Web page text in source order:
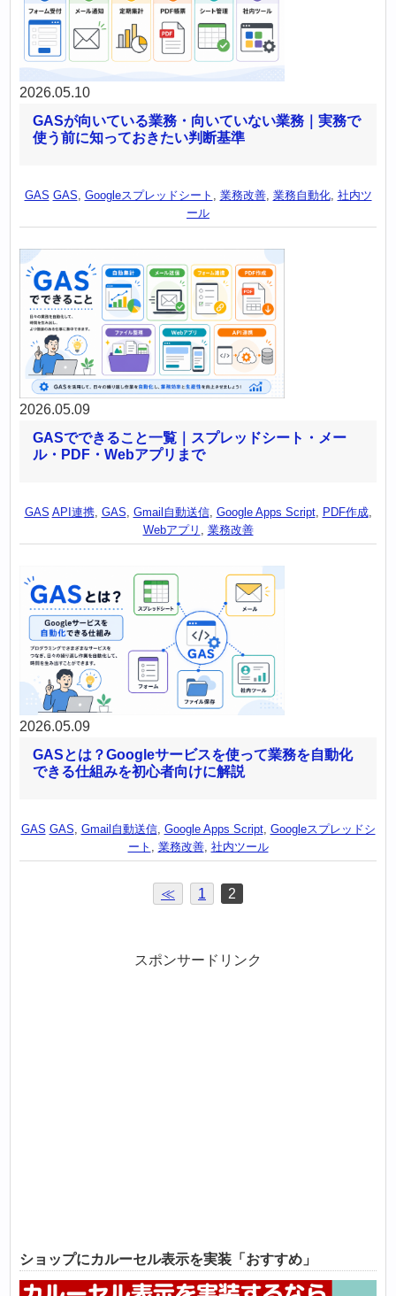
2026.05.10
GASが向いている業務・向いていない業務｜実務で
使う前に知っておきたい判断基準
GAS GAS, Googleスプレッドシート , 業務改善, 業務自動化, 社内ツ
ール
2026.05.09
GASでできること一覧｜スプレッドシート・メー
ル・PDF・Webアプリまで
GAS API連携, GAS Gmail自動送信, Google Apps Script, PDF作成,
Webアプリ
業務改善
2026.05.09
GASとは？Googleサービスを使って業務を自動化
できる仕組みを初心者向けに解説
GAS GAS Gmail自動送信, Google Apps Script, Googleスプレッドシ
ート
業務改善, 社内ツール
≪ 1 2
スポンサードリンク
ショップにカルーセル表示を実装「おすすめ」